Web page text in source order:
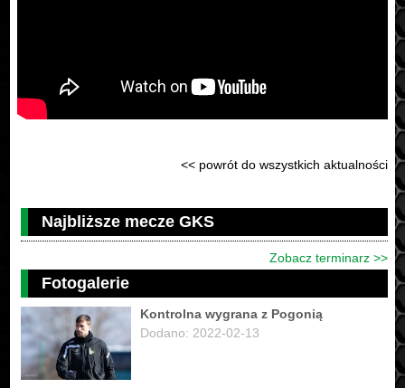
<< powrót do wszystkich aktualności
Najbliższe mecze GKS
Zobacz terminarz >>
Fotogalerie
Kontrolna wygrana z Pogonią
Dodano: 2022-02-13